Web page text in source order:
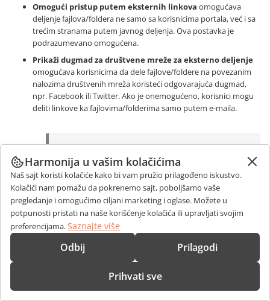
Omogući pristup putem eksternih linkova omogućava
deljenje fajlova/foldera ne samo sa korisnicima portala, već i sa
trećim stranama putem javnog deljenja. Ova postavka je
podrazumevano omogućena.
Prikaži dugmad za društvene mreže za eksterno deljenje
omogućava korisnicima da dele fajlove/foldere na povezanim
nalozima društvenih mreža koristeći odgovarajuća dugmad,
npr. Facebook ili Twitter. Ako je onemogućeno, korisnici mogu
deliti linkove ka fajlovima/folderima samo putem e-maila.
Omogući pristup putem eksternih linkova
omogućena.
Povezani oblaci
Ova sekcija je dostupna svim korisnicima (osim gostima) ako je
Dozvoli korisnicima povezivanje sa skladištima
omogućena u sekciji Administratorske postavke
Ova sekcija prikazuje sve oblake povezane sa korisničkim nalogom i
Harmonija u vašim kolačićima
Naš sajt koristi kolačiće kako bi vam pružio prilagođeno iskustvo.
Kolačići nam pomažu da pokrenemo sajt, poboljšamo vaše
pregledanje i omogućimo ciljani marketing i oglase. Možete u
potpunosti pristati na naše korišćenje kolačića ili upravljati svojim
preferencijama.Saznajte više
Odbij Prilagodi
Prihvati sve